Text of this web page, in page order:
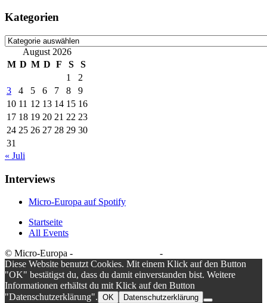
Kategorien
Kategorien
August 2026
M D M D F S
S
1
2
3
4 5 6 7 8
9
10 11 12 13 14 15 16
17 18 19 20 21 22 23
24 25 26 27 28 29 30
31
« Juli
Interviews
Micro-Europa auf Spotify
Startseite
All Events
© Micro-Europa -
-
Diese Website benutzt Cookies. Mit einem Klick auf den Button
"OK" bestätigst du, dass du damit einverstanden bist. Weitere
Informationen erhältst du mit Klick auf den Button
"Datenschutzerklärung". OK Datenschutzerklärung